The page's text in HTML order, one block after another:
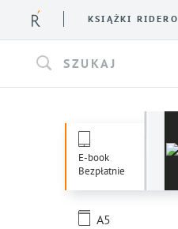
KSIĄŻKI RIDERO
SZUKAJ
E-book
Bezpłatnie
A5